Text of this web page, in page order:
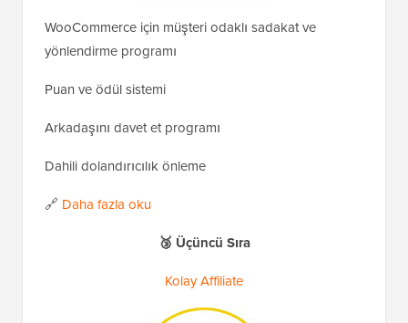
WooCommerce için müşteri odaklı sadakat ve
yönlendirme programı
Puan ve ödül sistemi
Arkadaşını davet et programı
Dahili dolandırıcılık önleme
🔗 Daha fazla oku
🥉 Üçüncü Sıra
Kolay Affiliate